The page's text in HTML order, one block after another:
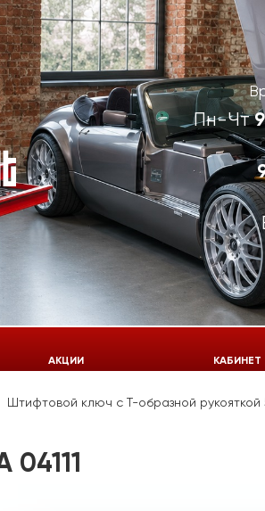
Пн-Чт
924-55-33
АКЦИИ КАБИНЕТ
Штифтовой ключ с Т-образной рукояткой